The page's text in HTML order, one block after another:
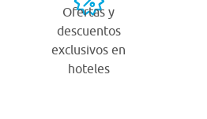
Ofertas y
descuentos
exclusivos en
hoteles